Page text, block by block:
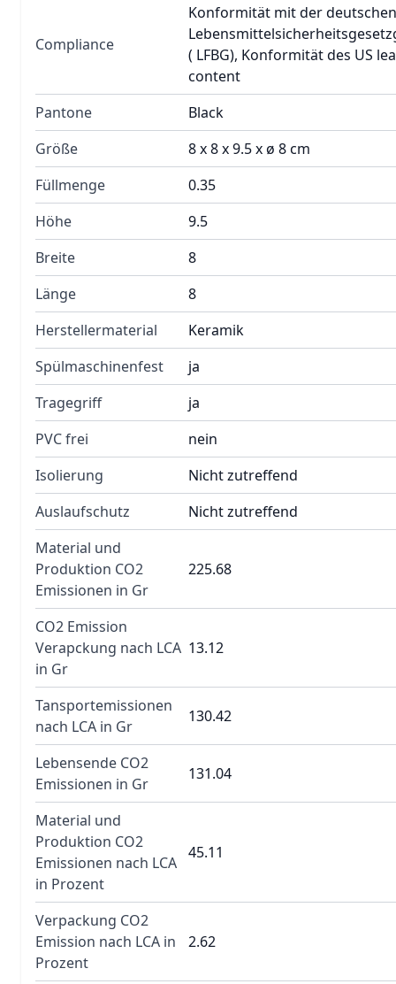
Compliance
Konformität mit der deutschen
( LFBG), Konformität des US
content
Pantone
Black
Größe
8 x 8 x 9.5 x ø 8 cm
Füllmenge
0.35
Höhe
9.5
Breite
8
Länge
8
Herstellermaterial
Keramik
Spülmaschinenfest
ja
Tragegriff
ja
PVC frei
nein
Isolierung
Nicht zutreffend
Auslaufschutz
Nicht zutreffend
Material und
Produktion CO2
Emissionen in Gr
225.68
CO2 Emission
Verapckung nach LCA
in Gr
13.12
Tansportemissionen
nach LCA in Gr
130.42
Lebensende CO2
Emissionen in Gr
131.04
Material und
Produktion CO2
Emissionen nach LCA
in Prozent
45.11
Verpackung CO2
Emission nach LCA in
Prozent
2.62